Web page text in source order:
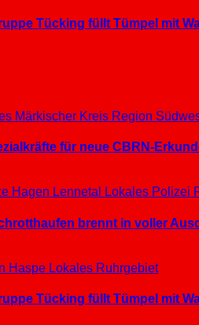
Tücking füllt Tümpel mit
Märkischer Kreis Region
für neue CBRN-
Hagen Lennetal Lokales Polizei
brennt in voller
Haspe Lokales Ruhrgebiet
Tücking füllt Tümpel mit